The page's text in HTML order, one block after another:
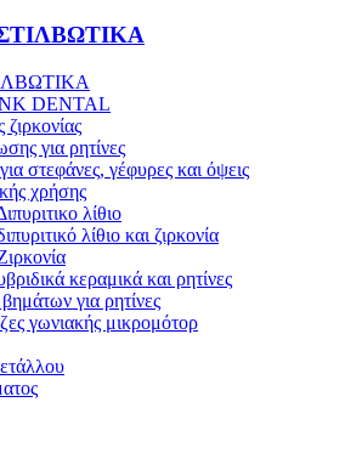
DENTAL
ζιρκονίας
για ρητίνες
στεφάνες, γέφυρες και όψεις
χρήσης
λίθιο
λίθιο και ζιρκονία
κεραμικά και ρητίνες
για ρητίνες
γωνιακής μικρομότορ